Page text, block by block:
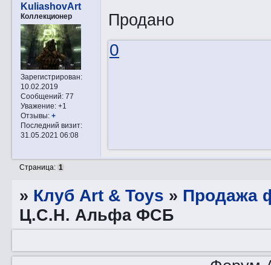
KuliashovArt
Коллекционер
Зарегистрирован:
10.02.2019
Сообщений:77
Уважение: +1
Отзывы: +
Последний визит:
31.05.2021 06:08
Продано
0
Страница: 1
» Клуб Art & Toys » Продажа
Ц.С.Н. Альфа ФСБ